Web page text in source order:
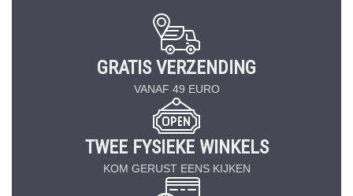
GRATIS VERZENDING
VANAF 49 EURO
TWEE FYSIEKE WINKELS
KOM GERUST EENS KIJKEN